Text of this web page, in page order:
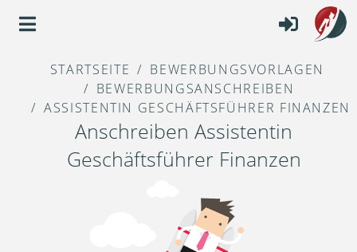
STARTSEITE
BEWERBUNGSVORLAGEN
BEWERBUNGSANSCHREIBEN
ASSISTENTIN GESCHÄFTSFÜHRER FINANZEN
Anschreiben Assistentin
Geschäftsführer Finanzen